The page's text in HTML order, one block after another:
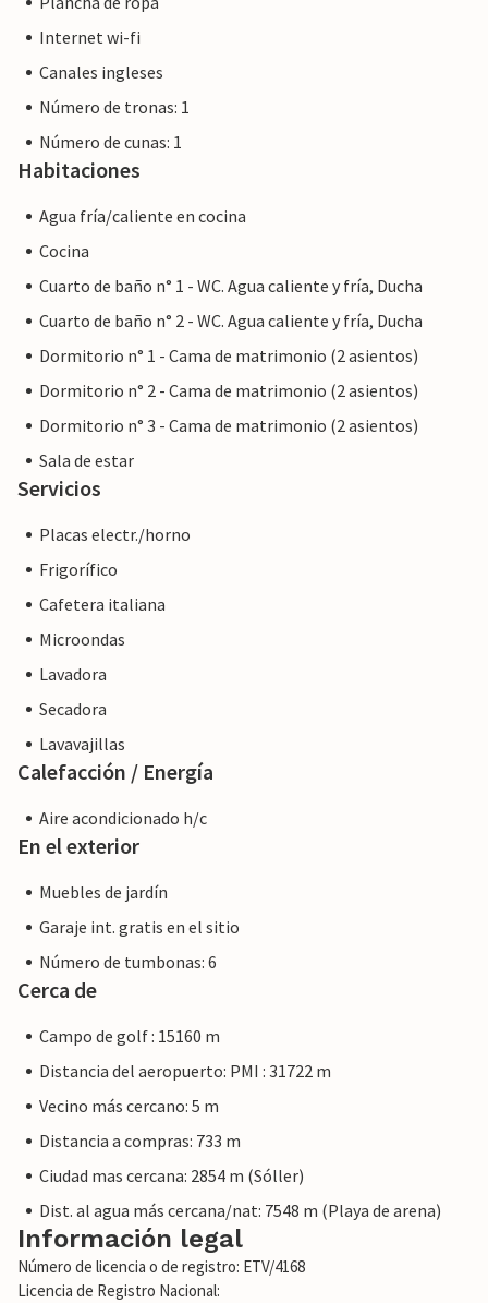
Internet wi-fi
Canales ingleses
Número de tronas: 1
Número de cunas: 1
Habitaciones
Agua fría/caliente en cocina
Cocina
Cuarto de baño n° 1 - WC. Agua caliente y fría, Ducha
Cuarto de baño n° 2 - WC. Agua caliente y fría, Ducha
Dormitorio n° 1 - Cama de matrimonio (2 asientos)
Dormitorio n° 2 - Cama de matrimonio (2 asientos)
Dormitorio n° 3 - Cama de matrimonio (2 asientos)
Sala de estar
Servicios
Placas electr./horno
Frigorífico
Cafetera italiana
Microondas
Lavadora
Secadora
Lavavajillas
Calefacción / Energía
Aire acondicionado h/c
En el exterior
Muebles de jardín
Garaje int. gratis en el sitio
Número de tumbonas: 6
Cerca de
Campo de golf : 15160 m
Distancia del aeropuerto: PMI : 31722 m
Vecino más cercano: 5 m
Distancia a compras: 733 m
Ciudad mas cercana: 2854 m (Sóller)
Dist. al agua más cercana/nat: 7548 m (Playa de arena)
Información legal
Número de licencia o de registro: ETV/4168
Licencia de Registro Nacional: